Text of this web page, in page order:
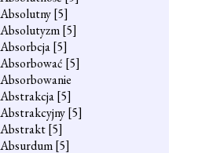
Absolutny[5]
Absolutyzm[5]
Absorbcja[5]
Absorbować [5]
Absorbowanie
Abstrakcja[5]
Abstrakcyjny[5]
Abstrakt[5]
Absurdum[5]